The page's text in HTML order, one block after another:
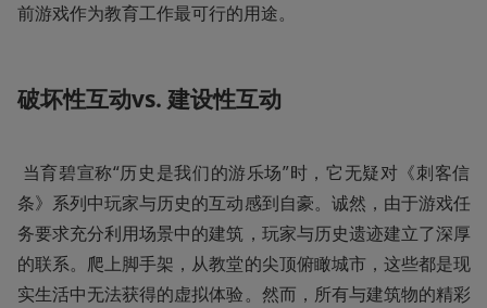
前游戏作为教育工作最可行的用途。
破坏性互动vs. 建设性互动
条》系列中玩家与历史的互动感到自豪。诚然，由于游戏任
务要求充分利用场景中的建筑，玩家与历史遗迹建立了深厚
的联系。爬上脚手架，从教堂的尖顶俯瞰城市，这些都是现
实生活中无法获得的虚拟体验。然而，所有与建筑物的精彩